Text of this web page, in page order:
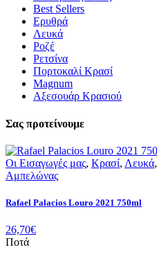
Best Sellers
Ερυθρά
Λευκά
Ροζέ
Ρετσίνα
Πορτοκαλί Κρασί
Magnum
Αξεσουάρ Κρασιού
Σας προτείνουμε
Οι Εισαγωγές μας, Κρασί, Λευκά,
Αμπελώνας
Rafael Palacios Louro 2021 750ml
26,70€
Ποτά